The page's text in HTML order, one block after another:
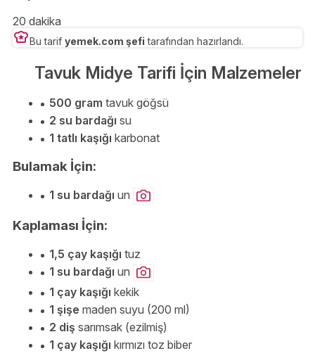
20 dakika
Bu tarif yemek.com şefi tarafından hazırlandı.
Tavuk Midye Tarifi İçin Malzemeler
500 gram tavuk göğsü
2 su bardağı su
1 tatlı kaşığı karbonat
Bulamak İçin:
1 su bardağı un
Kaplaması İçin:
1,5 çay kaşığı tuz
1 su bardağı un
1 çay kaşığı kekik
1 şişe maden suyu (200 ml)
2 diş sarımsak (ezilmiş)
1 çay kaşığı kırmızı toz biber